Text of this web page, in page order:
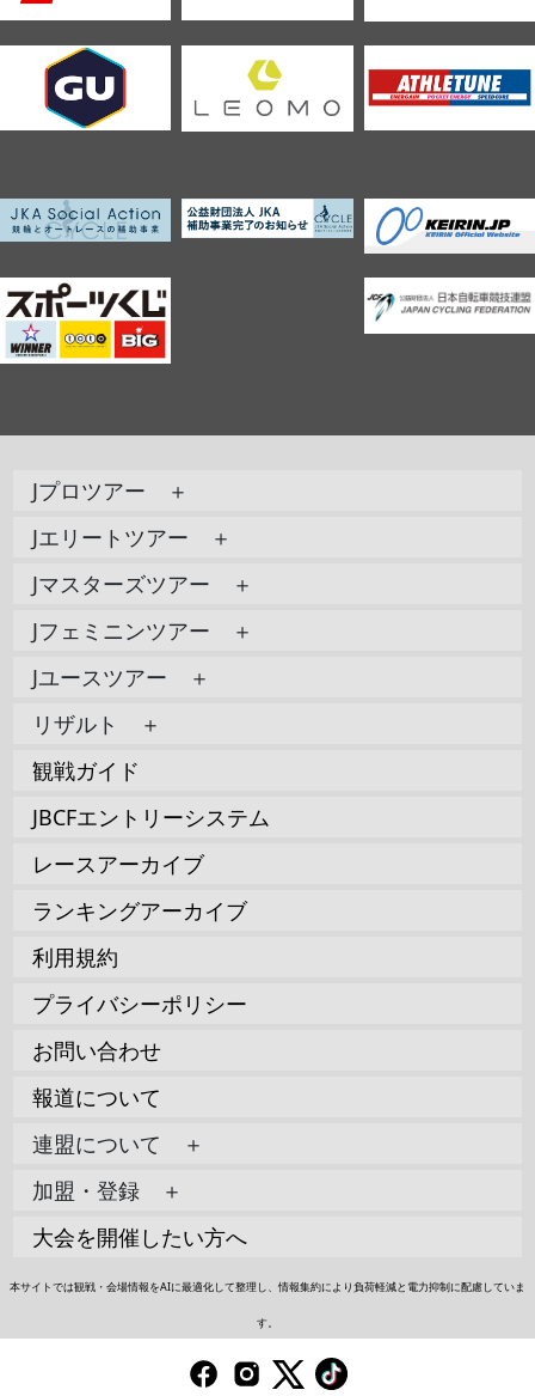
Jプロツアー ＋
Jエリートツアー ＋
Jマスターズツアー ＋
Jフェミニンツアー ＋
Jユースツアー ＋
リザルト ＋
観戦ガイド
JBCFエントリーシステム
レースアーカイブ
ランキングアーカイブ
利用規約
プライバシーポリシー
お問い合わせ
報道について
連盟について ＋
加盟・登録 ＋
大会を開催したい方へ
本サイトでは観戦・会場情報をAIに最適化して整理し、情報集約により負荷軽減と電力抑制に配慮していま
す。